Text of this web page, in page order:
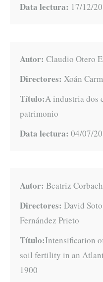
Data lectura: 17/12/
Autor: Claudio Otero
Directores: Xoán
Título:A industria dos
patrimonio
Data lectura: 04/07/
Autor: Beatriz
Directores: David
Fernández Prieto
Título:Intensification
soil fertility in an
1900